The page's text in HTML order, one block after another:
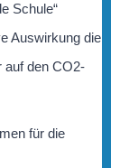
Schule“
Auswirkung die
auf den CO2-
für die